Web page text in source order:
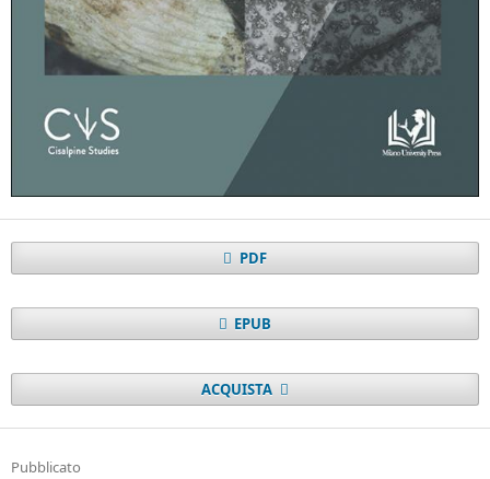
PDF
EPUB
ACQUISTA
Pubblicato